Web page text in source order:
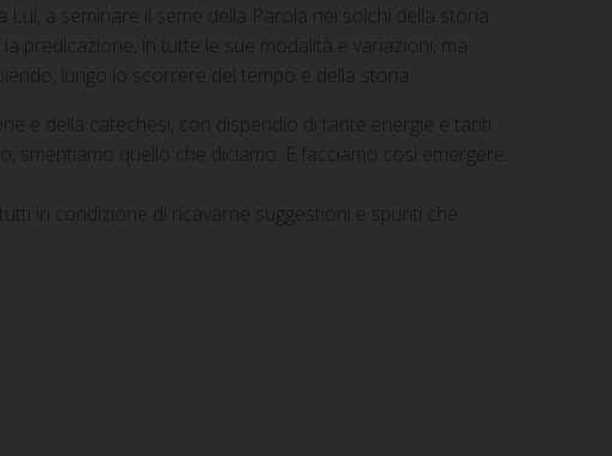
a seminare il seme della Parola nei solchi della storia.
predicazione, in tutte le sue modalità e variazioni, ma
lungo lo scorrere del tempo e della storia.
e della catechesi, con dispendio di tante energie e tanti
smentiamo quello che diciamo. E facciamo così emergere
in condizione di ricavarne suggestioni e spunti che